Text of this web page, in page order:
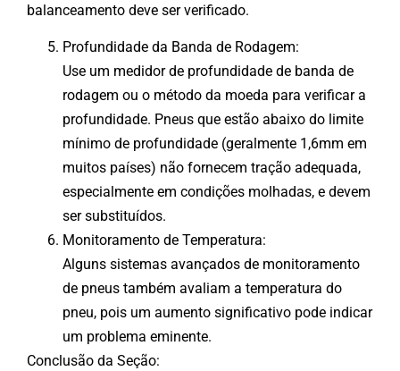
balanceamento deve ser verificado.
Profundidade da Banda de Rodagem:
Use um medidor de profundidade de banda de
rodagem ou o método da moeda para verificar a
profundidade. Pneus que estão abaixo do limite
mínimo de profundidade (geralmente 1,6mm em
muitos países) não fornecem tração adequada,
especialmente em condições molhadas, e devem
ser substituídos.
Monitoramento de Temperatura:
Alguns sistemas avançados de monitoramento
de pneus também avaliam a temperatura do
pneu, pois um aumento significativo pode indicar
um problema eminente.
Conclusão da Seção: